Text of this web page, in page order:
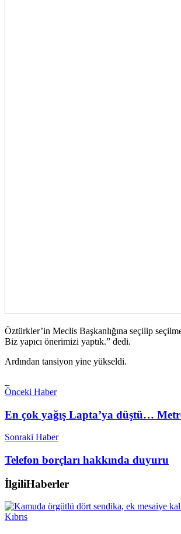
Öztürkler’in Meclis Başkanlığına seçilip
Biz yapıcı önerimizi yaptık.” dedi.
Ardından tansiyon yine yükseldi.
Önceki Haber
En çok yağış Lapta’ya düştü…
Sonraki Haber
Telefon borçları hakkında duyuru
İlgiliHaberler
Kıbrıs